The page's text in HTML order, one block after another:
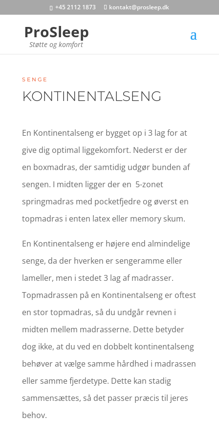
+45 2112 1873 kontakt@prosleep.dk
ProSleep
Støtte og komfort
SENGE
KONTINENTALSENG
En Kontinentalseng er bygget op i 3 lag for at
give dig optimal liggekomfort. Nederst er der
en boxmadras, der samtidig udgør bunden af
sengen. I midten ligger der en 5-zonet
springmadras med pocketfjedre og øverst en
topmadras i enten latex eller memory skum.
En Kontinentalseng er højere end almindelige
senge, da der hverken er sengeramme eller
lameller, men i stedet 3 lag af madrasser.
Topmadrassen på en Kontinentalseng er oftest
en stor topmadras, så du undgår revnen i
midten mellem madrasserne. Dette betyder
dog ikke, at du ved en dobbelt kontinentalseng
behøver at vælge samme hårdhed i madrassen
eller samme fjerdetype. Dette kan stadig
sammensættes, så det passer præcis til jeres
behov.